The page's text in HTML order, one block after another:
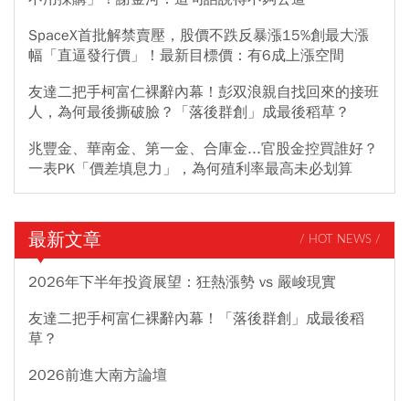
SpaceX首批解禁賣壓，股價不跌反暴漲15%創最大漲
幅「直逼發行價」！最新目標價：有6成上漲空間
友達二把手柯富仁裸辭內幕！彭双浪親自找回來的接班
人，為何最後撕破臉？「落後群創」成最後稻草？
兆豐金、華南金、第一金、合庫金...官股金控買誰好？
一表PK「價差填息力」，為何殖利率最高未必划算
最新文章 / HOT NEWS /
2026年下半年投資展望：狂熱漲勢 vs 嚴峻現實
友達二把手柯富仁裸辭內幕！「落後群創」成最後稻
草？
2026前進大南方論壇